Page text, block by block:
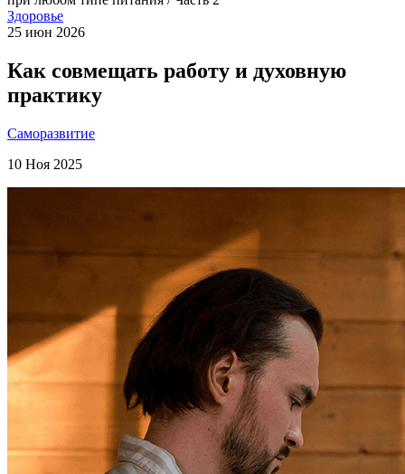
Здоровье
25 июн 2026
Как совмещать работу и духовную
практику
Саморазвитие
10 Ноя 2025